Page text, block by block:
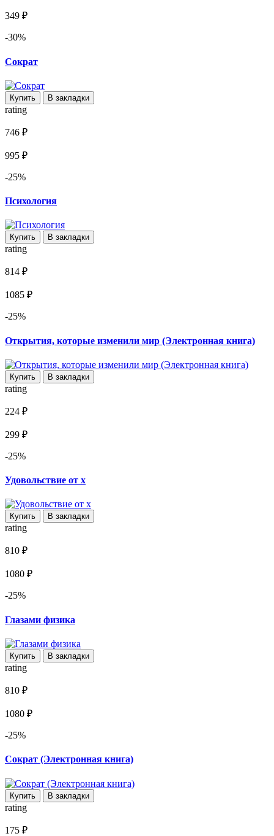
349 ₽
-30%
Сократ
Купить В закладки
rating
746 ₽
995 ₽
-25%
Психология
Купить В закладки
rating
814 ₽
1085 ₽
-25%
Открытия, которые изменили мир (Электронная книга)
Купить В закладки
rating
224 ₽
299 ₽
-25%
Удовольствие от x
Купить В закладки
rating
810 ₽
1080 ₽
-25%
Глазами физика
Купить В закладки
rating
810 ₽
1080 ₽
-25%
Сократ (Электронная книга)
Купить В закладки
rating
175 ₽